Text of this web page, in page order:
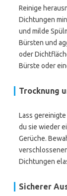
Reinige
Dichtungen
und milde
Bürsten und
oder
Bürste oder
Trocknung
Lass
du sie wieder
Gerüche.
Dichtungen
Sicherer